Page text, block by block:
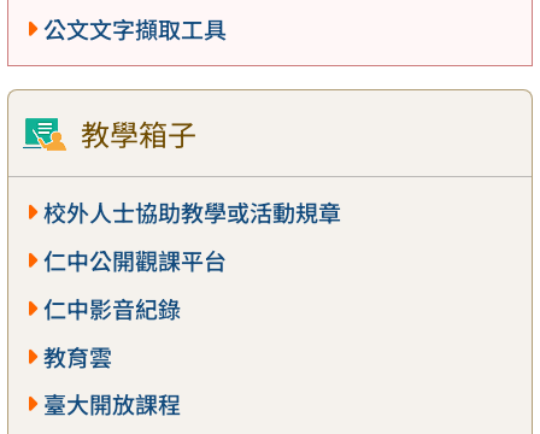
公文文字擷取工具
教學箱子
校外人士協助教學或活動規章
仁中公開觀課平台
仁中影音紀錄
教育雲
臺大開放課程